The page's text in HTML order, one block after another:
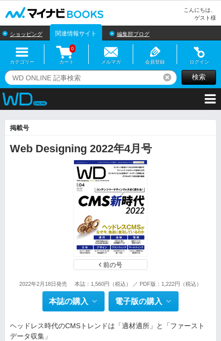
こんにちは、
ゲスト様
ショッピング 関連情報サイト 編集部ブログ
カテゴリー カート
0
メルマガ 会員登録 ログイン
リセット検索
掲載号
Web Designing 2022年4月号
前の号
2022年2月18日発売 本誌：1,560円（税込） ／ PDF版：1,222円（税込）
本誌の購入 電子版の購入
ヘッドレス時代のCMSトレンドは「適材適所」と「ファースト
データ収集」